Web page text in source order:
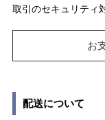
取引のセキュリティ
お
配送について